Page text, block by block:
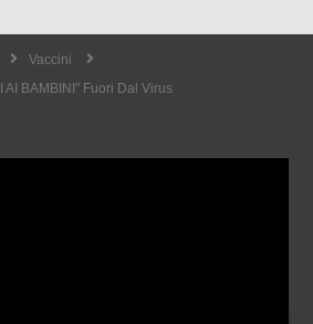
Vaccini
AI BAMBINI" Fuori Dal Virus